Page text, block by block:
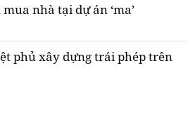
nhà tại dự án ‘ma’
phủ xây dựng trái phép trên